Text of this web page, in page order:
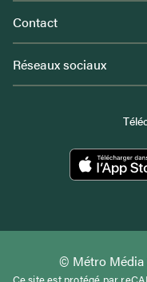
Contact
Réseaux sociaux
© Métro Média